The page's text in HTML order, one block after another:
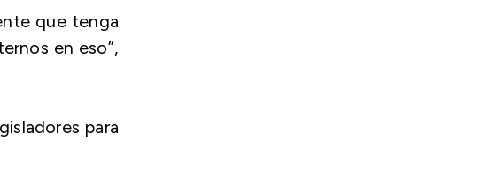
que tenga
en eso”,
para